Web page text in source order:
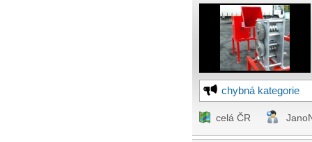
chybná kategorie
celá ČR